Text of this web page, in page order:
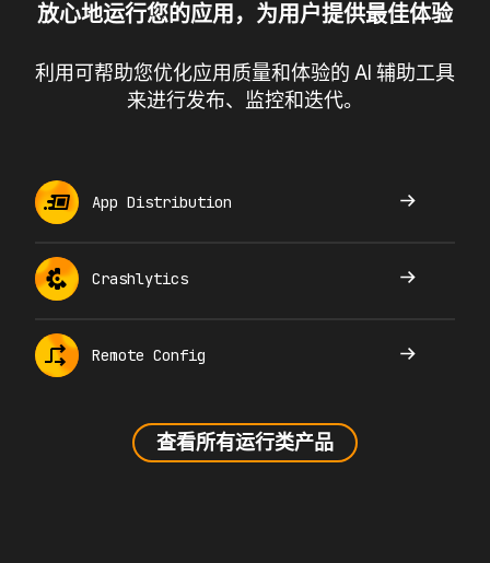
放心地运行您的应用，为用户提供最佳体验
利用可帮助您优化应用质量和体验的 AI 辅助工具
来进行发布、监控和迭代。
App Distribution
Crashlytics
Remote Config
查看所有运行类产品